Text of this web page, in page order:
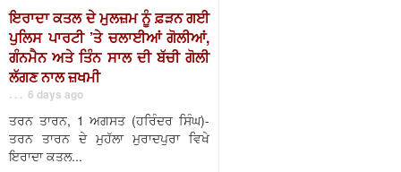
ਇਰਾਦਾ ਕਤਲ ਦੇ ਮੁਲਜ਼ਮ ਨੂੰ ਫ਼ੜਨ ਗਈ
ਪੁਲਿਸ ਪਾਰਟੀ ’ਤੇ ਚਲਾਈਆਂ ਗੋਲੀਆਂ,
ਗੰਨਮੈਨ ਅਤੇ ਤਿੰਨ ਸਾਲ ਦੀ ਬੱਚੀ ਗੋਲੀ
ਲੱਗਣ ਨਾਲ ਜ਼ਖਮੀ
. . . 6 days ago
ਤਰਨ ਤਾਰਨ, 1 ਅਗਸਤ (ਹਰਿੰਦਰ ਸਿੰਘ)-
ਤਰਨ ਤਾਰਨ ਦੇ ਮੁਹੱਲਾ ਮੁਰਾਦਪੁਰਾ ਵਿਖੇ
ਇਰਾਦਾ ਕਤਲ...